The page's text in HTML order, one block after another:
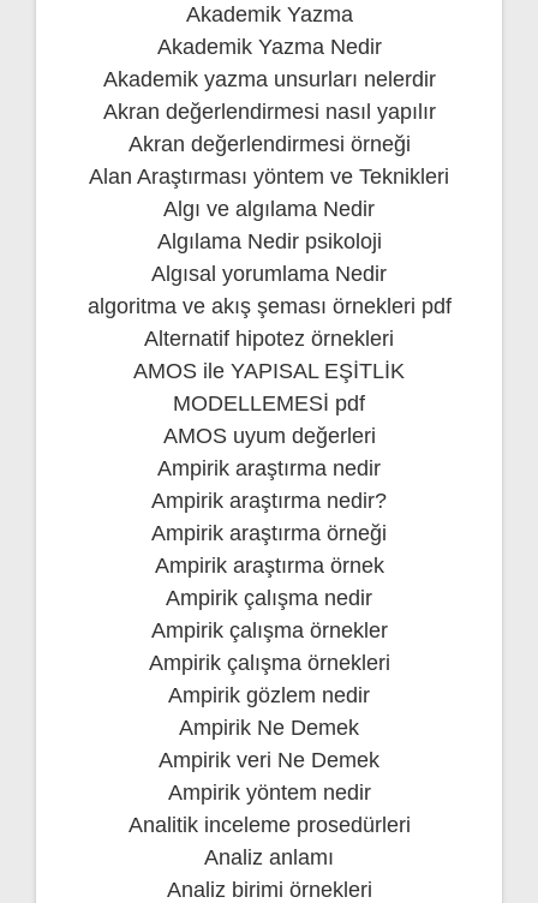
Akademik Yazma
Akademik Yazma Nedir
Akademik yazma unsurları nelerdir
Akran değerlendirmesi nasıl yapılır
Akran değerlendirmesi örneği
Alan Araştırması yöntem ve Teknikleri
Algı ve algılama Nedir
Algılama Nedir psikoloji
Algısal yorumlama Nedir
algoritma ve akış şeması örnekleri pdf
Alternatif hipotez örnekleri
AMOS ile YAPISAL EŞİTLİK
MODELLEMESİ pdf
AMOS uyum değerleri
Ampirik araştırma nedir
Ampirik araştırma nedir?
Ampirik araştırma örneği
Ampirik araştırma örnek
Ampirik çalışma nedir
Ampirik çalışma örnekler
Ampirik çalışma örnekleri
Ampirik gözlem nedir
Ampirik Ne Demek
Ampirik veri Ne Demek
Ampirik yöntem nedir
Analitik inceleme prosedürleri
Analiz anlamı
Analiz birimi örnekleri